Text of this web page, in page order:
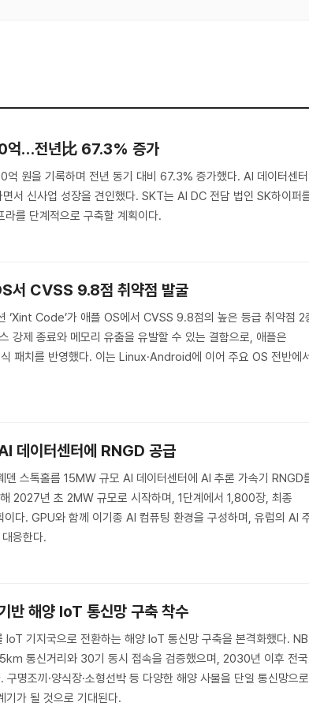
억…전년比 67.3% 증가
원을 기록하며 전년 동기 대비 67.3% 증가했다. AI 데이터센터
서 신사업 성장을 견인했다. SKT는 AI DC 전담 법인 SK하이퍼
를 단계적으로 구축할 계획이다.
서 CVSS 9.8점 취약점 발굴
‘Xint Code’가 애플 OS에서 CVSS 9.8점의 높은 등급 취약점 2
강제 종료와 메모리 유출을 유발할 수 있는 결함으로, 애플은
패치를 반영했다. 이는 Linux·Android에 이어 주요 OS 전반에
데이터센터에 RNGD 공급
덴 스톡홀름 15MW 규모 AI 데이터센터에 AI 추론 가속기 RNGD
2027년 초 2MW 규모로 시작하며, 1단계에서 1,800장, 최종
다. GPU와 함께 이기종 AI 컴퓨팅 환경을 구성하며, 유럽의 AI
응한다.
반 해양 IoT 통신망 구축 착수
IoT 기지국으로 전환하는 해양 IoT 통신망 구축을 본격화했다.
통신거리와 30기 동시 접속을 검증했으며, 2030년 이후 전국
명조끼·양식장·소형선박 등 다양한 해양 사물을 단일 통신망으로
기가 될 것으로 기대된다.